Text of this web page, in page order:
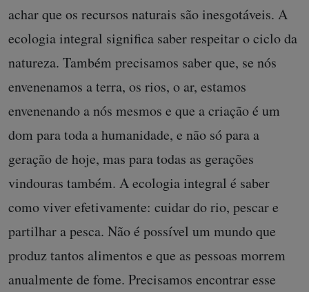
achar que os recursos naturais são inesgotáveis. A
ecologia integral significa saber respeitar o ciclo da
natureza. Também precisamos saber que, se nós
envenenamos a terra, os rios, o ar, estamos
envenenando a nós mesmos e que a criação é um
dom para toda a humanidade, e não só para a
geração de hoje, mas para todas as gerações
vindouras também. A ecologia integral é saber
como viver efetivamente: cuidar do rio, pescar e
partilhar a pesca. Não é possível um mundo que
produz tantos alimentos e que as pessoas morrem
anualmente de fome. Precisamos encontrar esse